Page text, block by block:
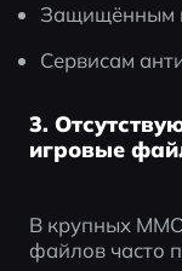
Защищённым
Сервисам
3.
игровые
В крупных
файлов часто